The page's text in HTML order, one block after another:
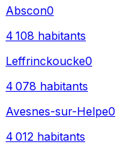
Abscon0
4 108 habitants
Leffrinckoucke0
4 078 habitants
Avesnes-sur-Helpe0
4 012 habitants